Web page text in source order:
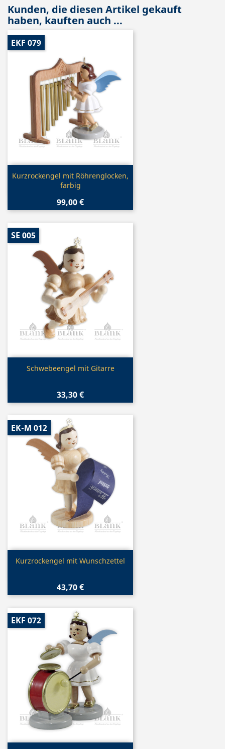
Kunden, die diesen Artikel gekauft
haben, kauften auch ...
Vorschau
Kurzrockengel mit Röhrenglocken,
farbig
99,00 €
EKF 079
Vorschau
Schwebeengel mit Gitarre
33,30 €
SE 005
Vorschau
Kurzrockengel mit Wunschzettel
43,70 €
EK-M 012
EKF 072